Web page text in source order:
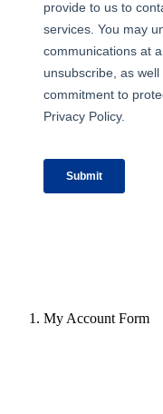
My Account Form